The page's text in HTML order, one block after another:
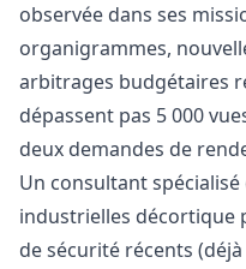
observée dans ses
organigrammes,
arbitrages budgétaires
dépassent pas 5 000
deux demandes de
Un consultant
industrielles décortique
de sécurité récents